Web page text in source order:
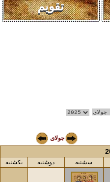
تقویم
جولای
یکشنبه دوشنبه سشنبه